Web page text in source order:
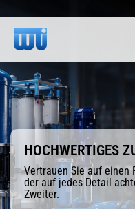
HOCHWERTIGES
Vertrauen Sie auf einen
der auf jedes Detail
Zweiter.